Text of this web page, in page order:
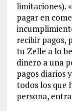
limitaciones).
pagar en
recibir pagos,
tu Zelle a lo
dinero a una
pagos diarios
todos los que
persona,